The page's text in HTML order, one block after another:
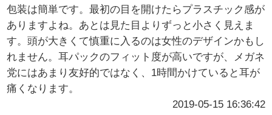
包装は簡単です。最初の目を開けたらプラスチック感が
ありますよね。あとは見た目よりずっと小さく見えま
す。頭が大きくて慎重に入るのは女性のデザインかもし
れません。耳パックのフィット度が高いですが、メガネ
党にはあまり友好的ではなく、1時間かけていると耳が
痛くなります。
2019-05-15 16:36:42